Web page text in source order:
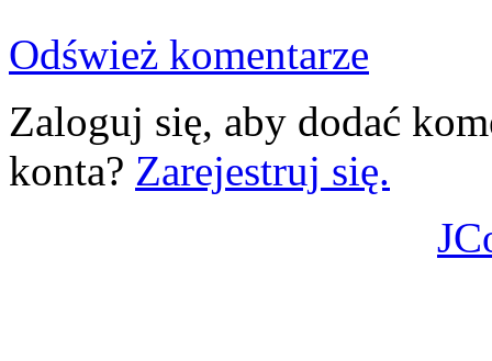
Odśwież komentarze
Zaloguj się, aby dodać
konta? Zarejestruj się.